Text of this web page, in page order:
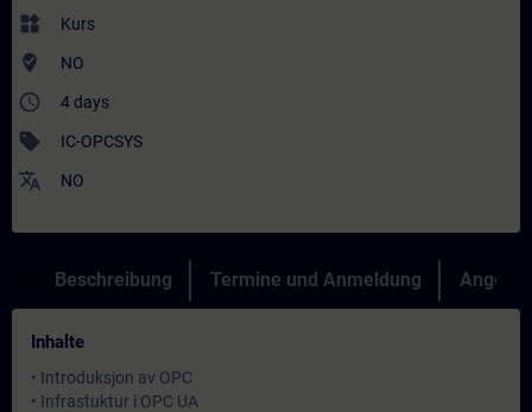
widgets Kurs
where_to_vote NO
access_time 4 days
sell IC-OPCSYS
translate NO
Beschreibung Termine und Anmeldung Angebot
Inhalte
• Introduksjon av OPC
• Infrastuktur i OPC UA